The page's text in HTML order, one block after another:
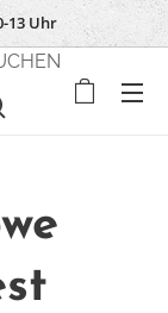
13 Uhr